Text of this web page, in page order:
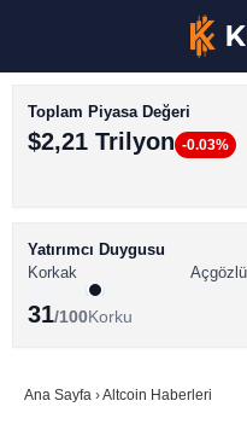
BİTCOİN HABERLERİ
ALTCOİN HABERLERİ
SÖZLÜK
Toplam Piyasa Değeri
$2,21 Trilyon -0.03%
Yatırımcı Duygusu
Korkak
Açgözlü
31/100Korku
Ana Sayfa ›Altcoin Haberleri